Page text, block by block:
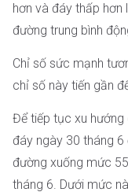
hơn và đáy thấp
đường trung bình
Chỉ số sức mạnh
chỉ số này tiến gần
Để tiếp tục xu hướng
đáy ngày 30 tháng
đường xuống mức
tháng 6. Dưới mức